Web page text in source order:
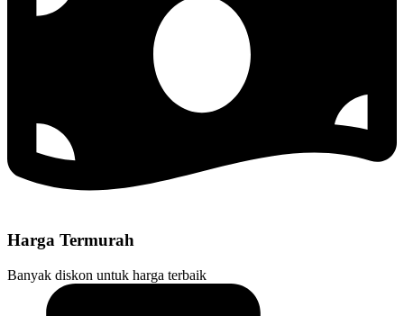
Harga Termurah
Banyak diskon untuk harga terbaik